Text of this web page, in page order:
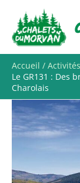
contenu
Accueil
Activités
Le GR131 : Des
Charolais